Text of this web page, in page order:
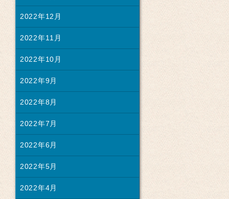
2022年12月
2022年11月
2022年10月
2022年9月
2022年8月
2022年7月
2022年6月
2022年5月
2022年4月